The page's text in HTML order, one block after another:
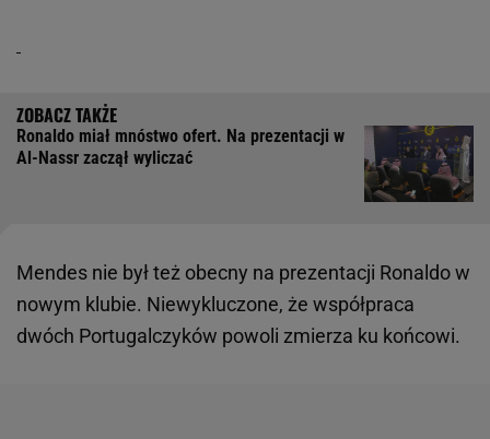
Ronaldo miał mnóstwo ofert. Na prezentacji w
Al-Nassr zaczął wyliczać
Mendes nie był też obecny na prezentacji Ronaldo w
nowym klubie. Niewykluczone, że współpraca
dwóch Portugalczyków powoli zmierza ku końcowi.